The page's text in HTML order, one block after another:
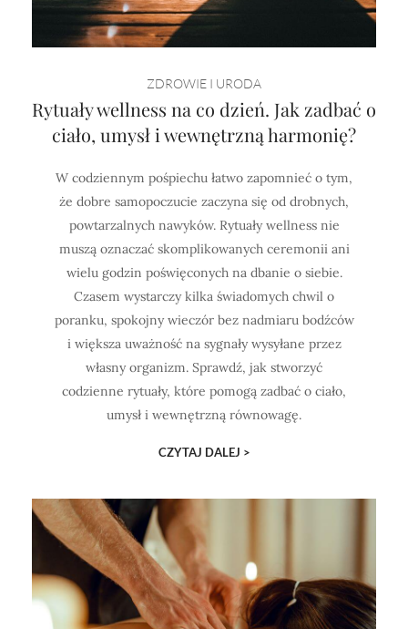
ZDROWIE I URODA
Rytuały wellness na co dzień. Jak zadbać o
ciało, umysł i wewnętrzną harmonię?
W codziennym pośpiechu łatwo zapomnieć o tym,
że dobre samopoczucie zaczyna się od drobnych,
powtarzalnych nawyków. Rytuały wellness nie
muszą oznaczać skomplikowanych ceremonii ani
wielu godzin poświęconych na dbanie o siebie.
Czasem wystarczy kilka świadomych chwil o
poranku, spokojny wieczór bez nadmiaru bodźców
i większa uważność na sygnały wysyłane przez
własny organizm. Sprawdź, jak stworzyć
codzienne rytuały, które pomogą zadbać o ciało,
umysł i wewnętrzną równowagę.
CZYTAJ DALEJ >